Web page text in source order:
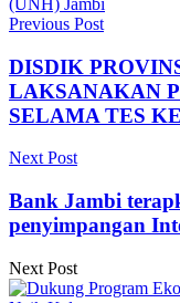
Previous Post
DISDIK
LAKSANAKAN
SELAMA TES
Next Post
Bank Jambi
penyimpangan
Next Post